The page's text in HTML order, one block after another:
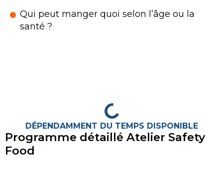
Qui peut manger quoi selon l’âge ou la
santé ?
DÉPENDAMMENT DU TEMPS DISPONIBLE
Programme détaillé Atelier Safety
Food